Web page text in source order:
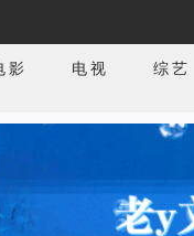
影 电视 综艺